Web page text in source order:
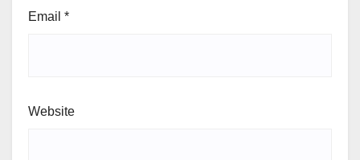
Email *
Website